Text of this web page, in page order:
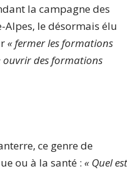
la campagne des
Alpes, le désormais élu
« fermer les formations
ouvrir des formations
ce genre de
ou à la santé :« Quel est